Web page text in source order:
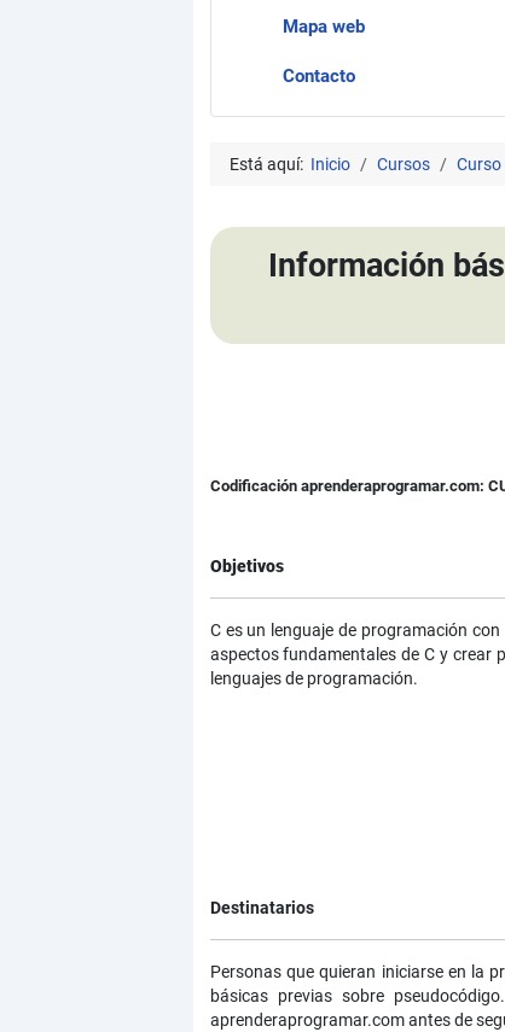
Mapa web
Contacto
Está aquí: Inicio Cursos Curso
Información
Codificación aprenderaprogramar.com:
Objetivos
C es un lenguaje de programación
aspectos fundamentales de C y crear
lenguajes de programación.
Destinatarios
Personas que quieran iniciarse en la
básicas previas sobre
aprenderaprogramar.com antes de